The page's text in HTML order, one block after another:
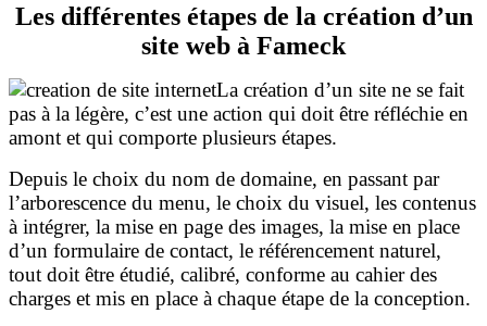
Les différentes étapes de la création d’un
site web à Fameck
La création d’un site ne se fait
pas à la légère, c’est une action qui doit être réfléchie en
amont et qui comporte plusieurs étapes.
Depuis le choix du nom de domaine, en passant par
l’arborescence du menu, le choix du visuel, les contenus
à intégrer, la mise en page des images, la mise en place
d’un formulaire de contact, le référencement naturel,
tout doit être étudié, calibré, conforme au cahier des
charges et mis en place à chaque étape de la conception.